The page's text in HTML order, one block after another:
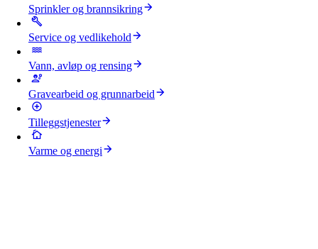
Sprinkler og brannsikring
Service og vedlikehold
Vann, avløp og rensing
Gravearbeid og grunnarbeid
Tilleggstjenester
Varme og energi